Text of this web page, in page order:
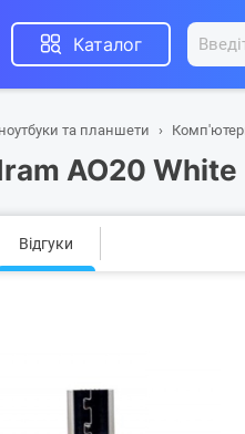
Каталог
та планшети
AO20
Відгуки